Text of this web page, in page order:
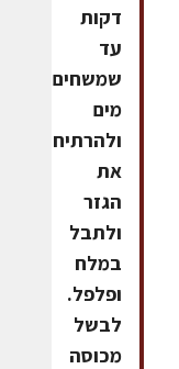
דקות
עד
שמשחים.להוסיף
מים
ולהרתיח.להוסיף
את
הגזר
ולתבל
במלח
ופלפל.
לבשל
מכוסה